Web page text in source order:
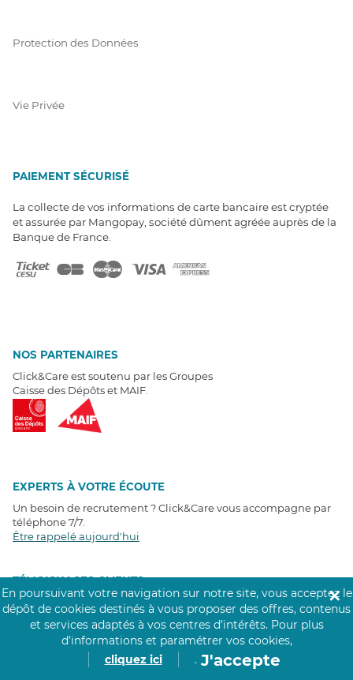
Protection des Données
Vie Privée
PAIEMENT SÉCURISÉ
La collecte de vos informations de carte bancaire est cryptée
et assurée par Mangopay, société dûment agréée auprès de la
Banque de France.
NOS PARTENAIRES
Click&Care est soutenu par les Groupes
Caisse des Dépôts et MAIF.
EXPERTS À VOTRE ÉCOUTE
Un besoin de recrutement ? Click&Care vous accompagne par
téléphone 7/7
Être rappelé aujourd'hui
TÉMOIGNAGES CLIENTS
4,6 /5
Avis clientsrécoltés sur
Google
En poursuivant votre navigation sur notre site, vous acceptez le
dépôt de cookies destinés à vous proposer des offres, contenus
et services adaptés à vos centres d’intérêts. Pour plus
d’informations et paramétrer vos cookies,
cliquez ici
. J'accepte
✕